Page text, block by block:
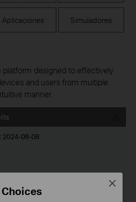
Aplicaciones Simuladores
platform designed to effectively
and users from multiple
manner.
2024-08-08
7/10/11/Server 2008 32bits
Close